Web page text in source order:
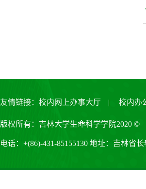
友情链接： 校内网上办事大厅 | 校内办
版权所有：吉林大学生命科学学院2020 ©
电话：+(86)-431-85155130 地址：吉林省